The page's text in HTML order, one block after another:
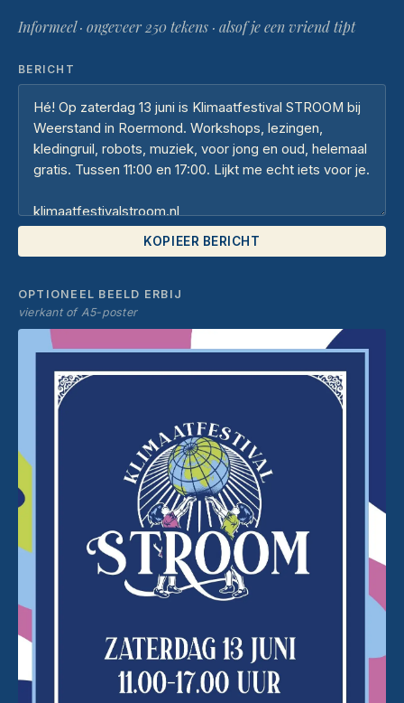
Informeel · ongeveer 250 tekens · alsof je een vriend tipt
BERICHT
KOPIEER BERICHT
OPTIONEEL BEELD ERBIJ
vierkant of A5-poster